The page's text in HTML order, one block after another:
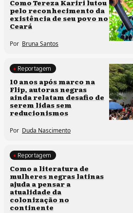
Como Tereza Kariri lutou
pelo reconhecimento da
existência de seu povo no
Ceará
Por Bruna Santos
Processos artísticos
Reportagem
10 anos após marco na
Flip, autoras negras
ainda relatam desafio de
serem lidas sem
reducionismos
Por Duda Nascimento
Direitos humanos
Reportagem
Como a literatura de
mulheres negras latinas
ajuda a pensar a
atualidade da
colonização no
continente